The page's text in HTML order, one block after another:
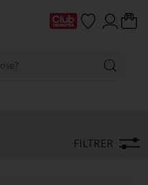
FILTRER